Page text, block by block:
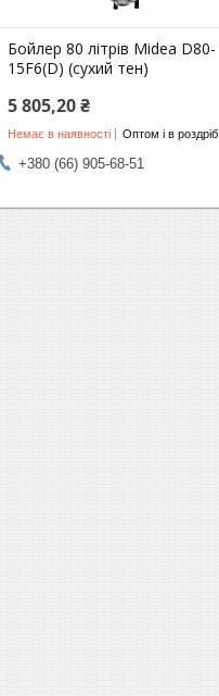
Бойлер 80 літрів Midea D80-
15F6(D) (сухий тен)
5 805,20 ₴
Немає в наявності Оптом і в роздріб
+380 (66) 905-68-51